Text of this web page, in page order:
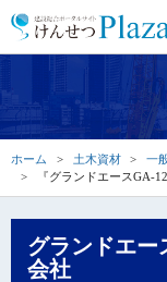
ホーム 土木資材 一
『グランドエースGA-
グランドエー
会社